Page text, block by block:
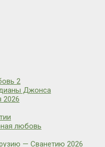
2
Джонса
2026
любовь
— Сванетию 2026